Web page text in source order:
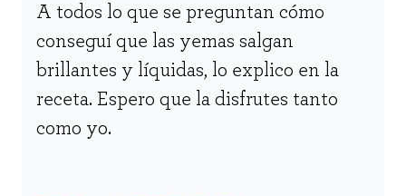
A todos lo que se preguntan cómo
conseguí que las yemas salgan
brillantes y líquidas, lo explico en la
receta. Espero que la disfrutes tanto
como yo.